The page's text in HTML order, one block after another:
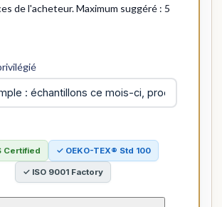
de l'acheteur. Maximum suggéré : 5
Certified ✓ OEKO-TEX® Std 100
✓ ISO 9001 Factory